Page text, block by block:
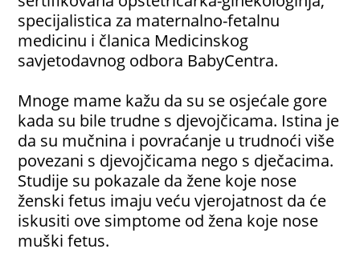
specijalistica za maternalno-fetalnu
medicinu i članica Medicinskog
savjetodavnog odbora BabyCentra.
Mnoge mame kažu da su se osjećale gore
kada su bile trudne s djevojčicama. Istina je
da su mučnina i povraćanje u trudnoći više
povezani s djevojčicama nego s dječacima.
Studije su pokazale da žene koje nose
ženski fetus imaju veću vjerojatnost da će
iskusiti ove simptome od žena koje nose
muški fetus.